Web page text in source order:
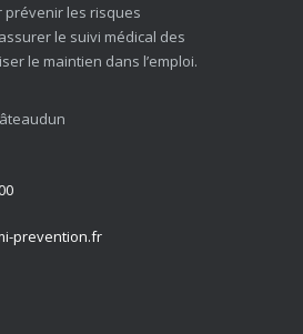
les risques
le suivi médical des
le maintien dans l’emploi.
prevention.fr